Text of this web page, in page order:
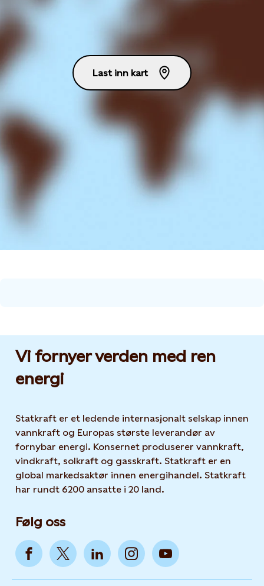
Last inn kart
Vi fornyer verden med ren
energi
Statkraft er et ledende internasjonalt selskap innen
vannkraft og Europas største leverandør av
fornybar energi. Konsernet produserer vannkraft,
vindkraft, solkraft og gasskraft. Statkraft er en
global markedsaktør innen energihandel. Statkraft
har rundt 6200 ansatte i 20 land.
Følg oss